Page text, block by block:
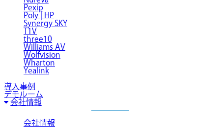
Pexip
Poly | HP
Synergy SKY
T1V
three10
Williams AV
Wolfvision
Wharton
Yealink
導入事例
デモルーム
会社情報
会社情報